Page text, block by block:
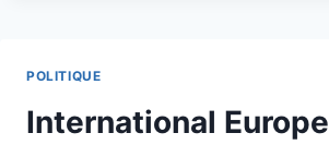
ÉCOLOGIQUE
DE
POLITIQUE
International Europe